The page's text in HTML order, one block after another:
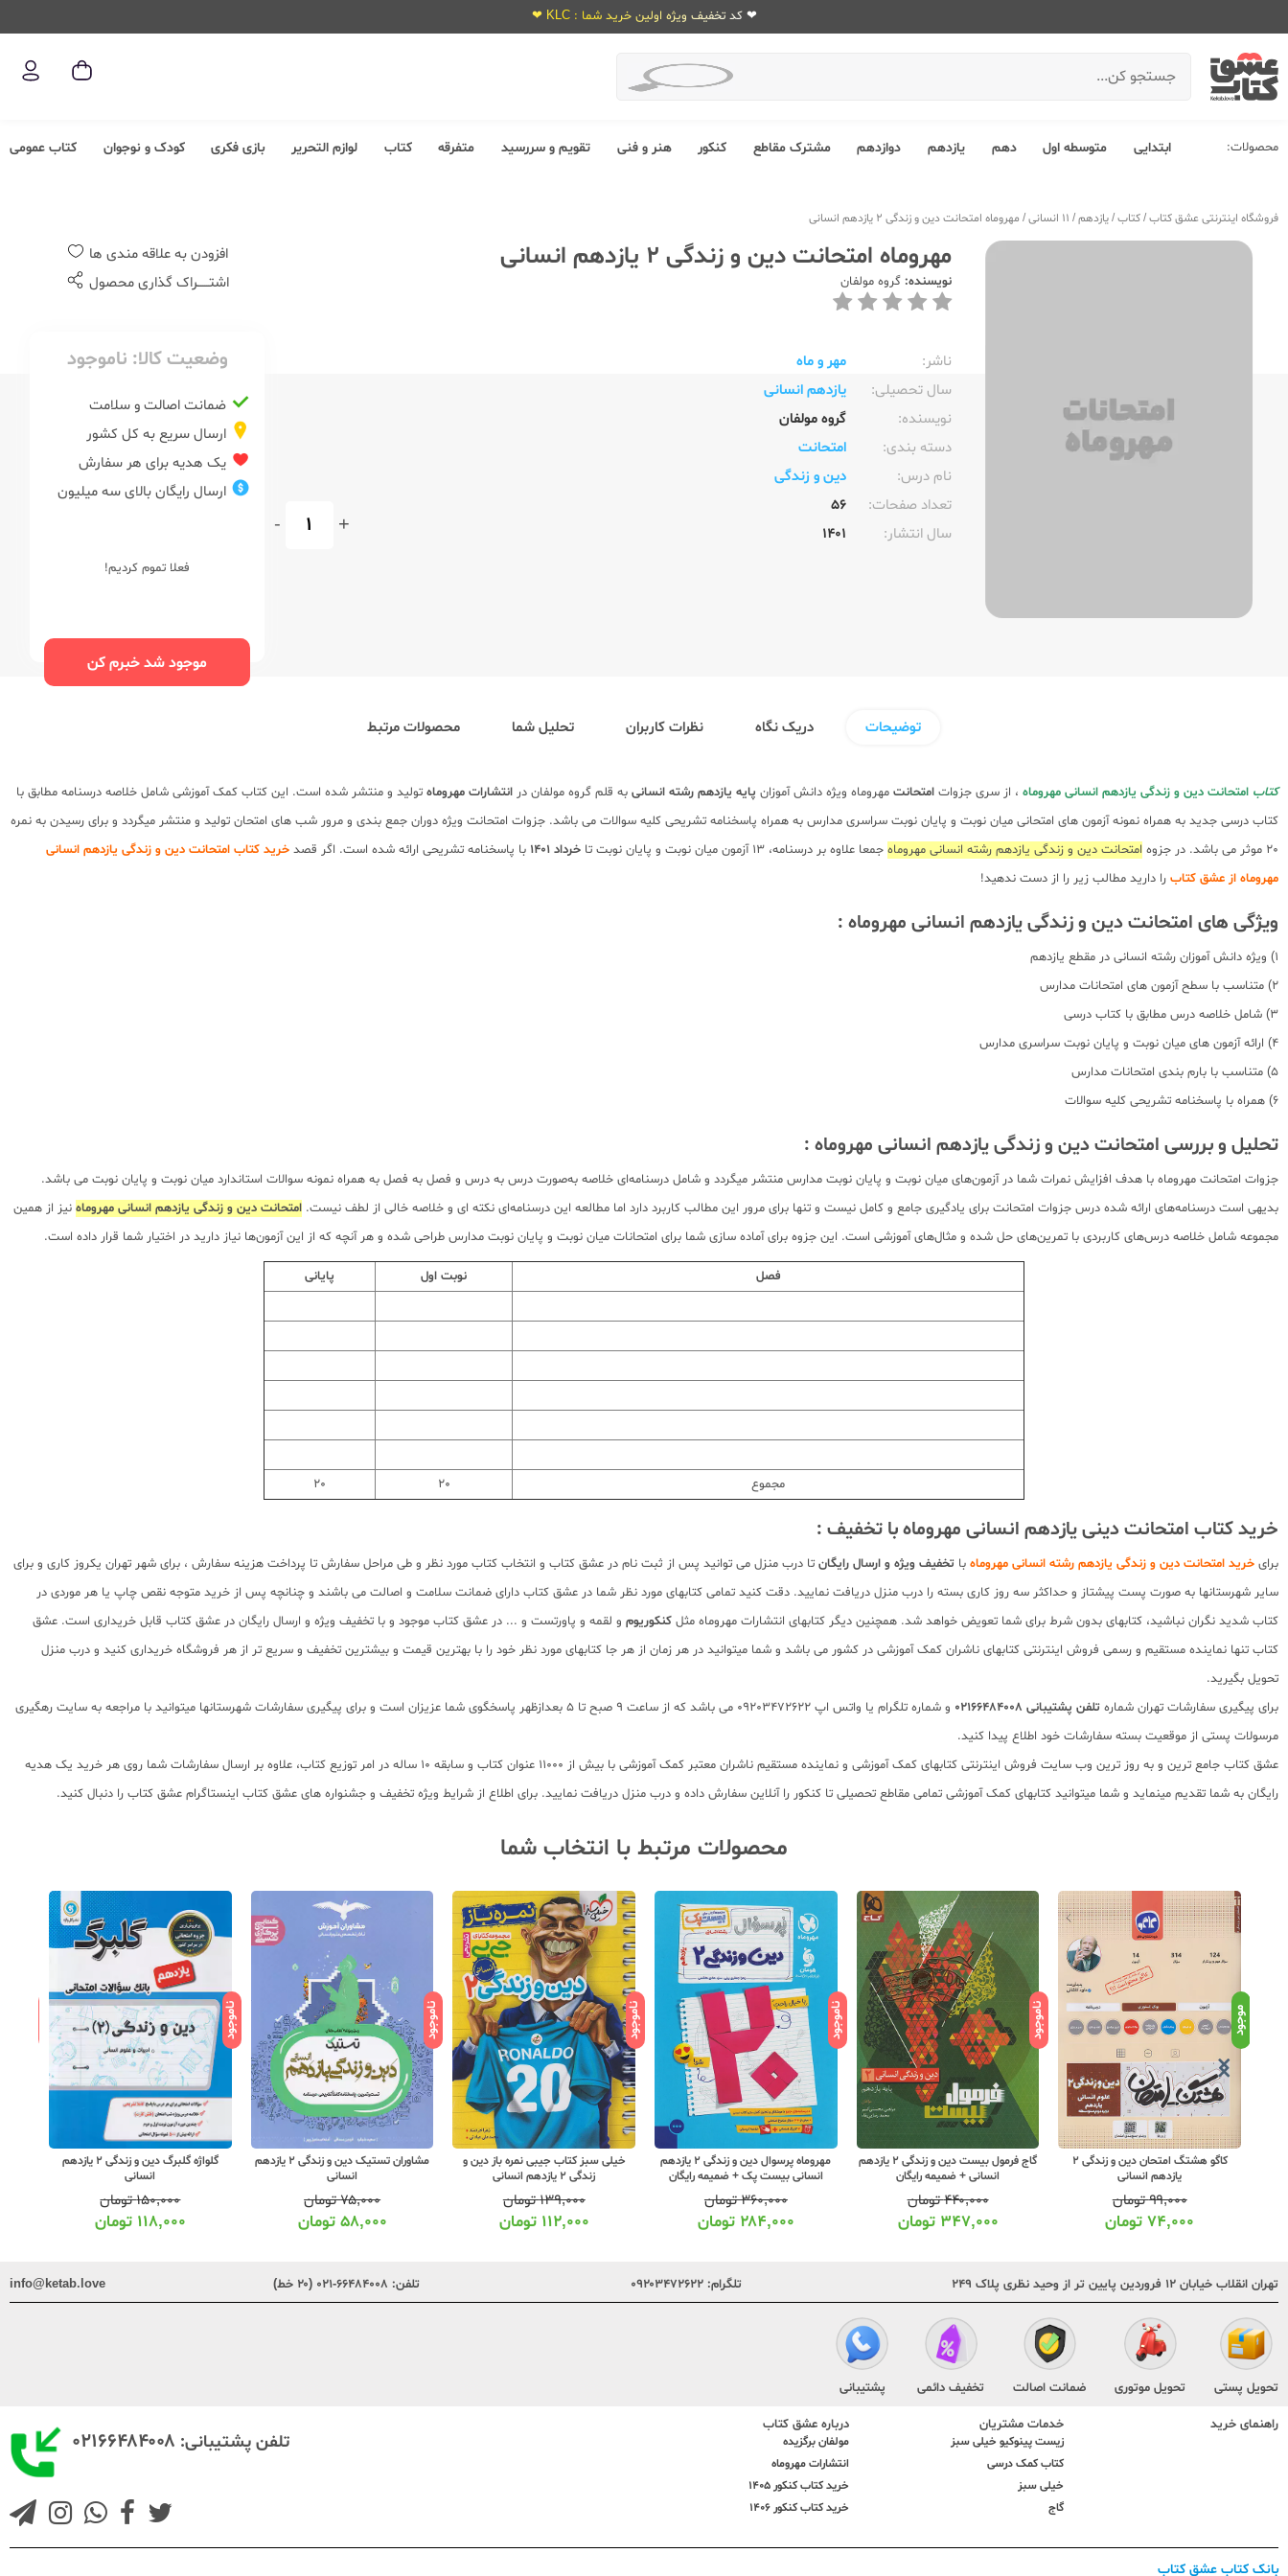
❤ کد تخفیف ویژه اولین خرید شما : KLC ❤
محصولات: ابتدایی متوسطه اول دهم یازدهم دوازدهم مشترک مقاطع کنکور هنر و فنی تقویم و سررسید متفرقه کتاب لوازم التحریر بازی فکری کودک و نوجوان کتاب عمومی
فروشگاه اینترنتی عشق کتاب/کتاب/یازدهم/ 11 انسانی / مهروماه امتحانت دین و زندگی 2 یازدهم انسانی
مهروماه امتحانت دین و زندگی 2 یازدهم انسانی
نویسنده: گروه مولفان
ناشر:‌
مهر و ماه
سال تحصیلی:‌
یازدهم انسانی
نویسنده:‌
گروه مولفان
دسته بندی:
امتحانت
نام درس:
دین و زندگی
تعداد صفحات:‌
56
سال انتشار:‌
1401
+
-
افزودن به علاقه مندی ها
اشتــــــراک گذاری محصول
وضعیت کالا: ناموجود
ضمانت اصالت و سلامت
ارسال سریع به کل کشور
یک هدیه برای هر سفارش
ارسال رایگان بالای سه میلیون
فعلا تموم کردیم!
موجود شد خبرم کن
توضیحات دریک نگاه نظرات کاربران تحلیل شما محصولات مرتبط
کتاب امتحانت دین و زندگی یازدهم انسانی مهروماه ، از سری جزوات امتحانت مهروماه ویژه دانش آموزان پایه یازدهم رشته انسانی به قلم گروه مولفان در انتشارات مهروماه تولید و منتشر شده است. این کتاب کمک آموزشی شامل خلاصه درسنامه مطابق با
کتاب درسی جدید به همراه نمونه آزمون های امتحانی میان نوبت و پایان نوبت سراسری مدارس به همراه پاسخنامه تشریحی کلیه سوالات می باشد. جزوات امتحانت ویژه دوران جمع بندی و مرور شب های امتحان تولید و منتشر میگردد و برای رسیدن به نمره
20 موثر می باشد. در جزوه
امتحانت دین و زندگی یازدهم رشته انسانی مهروماه جمعا علاوه بر درسنامه، 13 آزمون میان نوبت و پایان نوبت تا خرداد 1401 با پاسخنامه تشریحی ارائه شده است. اگر قصد خرید کتاب امتحانت دین و زندگی یازدهم انسانی
مهروماه از عشق کتاب را دارید مطالب زیر را از دست ندهید!
ویژگی های امتحانت دین و زندگی یازدهم انسانی مهروماه :
1) ویژه دانش آموزان رشته انسانی در مقطع یازدهم
2) متناسب با سطح آزمون های امتحانات مدارس
3) شامل خلاصه درس مطابق با کتاب درسی
4) ارائه آزمون های میان نوبت و پایان نوبت سراسری مدارس
5) متناسب با بارم بندی امتحانات مدارس
6) همراه با پاسخنامه تشریحی کلیه سوالات
تحلیل و بررسی امتحانت دین و زندگی یازدهم انسانی مهروماه :
جزوات امتحانت مهروماه با هدف افزایش نمرات شما در آزمون‌های میان نوبت و پایان نوبت مدارس منتشر میگردد و شامل درسنامه‌ای خلاصه به‌صورت درس به درس و فصل به فصل به همراه نمونه سوالات استاندارد میان نوبت و پایان نوبت می باشد.
بدیهی است درسنامه‌های ارائه شده درس جزوات امتحانت برای یادگیری جامع و کامل نیست و تنها برای مرور این مطالب کاربرد دارد اما مطالعه این درسنامه‌ای نکته ای و خلاصه خالی از لطف نیست. امتحانت دین و زندگی یازدهم انسانی مهروماه نیز از همین
مجموعه شامل خلاصه درس‌های کاربردی با تمرین‌های حل شده و مثال‌های آموزشی است. این جزوه برای آماده سازی شما برای امتحانات میان نوبت و پایان نوبت مدارس طراحی شده و هر آنچه که از این آزمون‌ها نیاز دارید در اختیار شما قرار داده است.
فصل نوبت اول پایانی
مجموع 20
20
خرید کتاب امتحانت دینی یازدهم انسانی مهروماه با تخفیف :
برای خرید امتحانت دین و زندگی یازدهم رشته انسانی مهروماه با تخفیف ویژه و ارسال رایگان تا درب منزل می توانید پس از ثبت نام در عشق کتاب و انتخاب کتاب مورد نظر و طی مراحل سفارش تا پرداخت هزینه سفارش ، برای شهر تهران یکروز کاری و برای
سایر شهرستانها به صورت پست پیشتاز و حداکثر سه روز کاری بسته را درب منزل دریافت نمایید. دقت کنید تمامی کتابهای مورد نظر شما در عشق کتاب دارای ضمانت سلامت و اصالت می باشند و چنانچه پس از خرید متوجه نقص چاپ یا هر موردی در
کتاب شدید نگران نباشید، کتابهای بدون شرط برای شما تعویض خواهد شد. همچنین دیگر کتابهای انتشارات مهروماه مثل کنکوریوم و لقمه و پاورتست و ... در عشق کتاب موجود و با تخفیف ویژه و ارسال رایگان در عشق کتاب قابل خریداری است. عشق
کتاب تنها نماینده مستقیم و رسمی فروش اینترنتی کتابهای ناشران کمک آموزشی در کشور می باشد و شما میتوانید در هر زمان از هر جا کتابهای مورد نظر خود را با بهترین قیمت و بیشترین تخفیف و سریع تر از هر فروشگاه خریداری کنید و درب منزل
تحویل بگیرید.
برای پیگیری سفارشات تهران شماره تلفن پشتیبانی 02166484008
و شماره تلگرام یا واتس اپ 09203472622 می باشد که از ساعت 9 صبح تا 5 بعدازظهر پاسخگوی شما عزیزان است و برای پیگیری سفارشات شهرستانها میتوانید با مراجعه به سایت رهگیری
مرسولات پستی از موقعیت بسته سفارشات خود اطلاع پیدا کنید.
عشق کتاب جامع ترین و به روز ترین وب سایت فروش اینترنتی کتابهای کمک آموزشی و نماینده مستقیم ناشران معتبر کمک آموزشی با بیش از 11000 عنوان کتاب و سابقه 10 ساله در امر توزیع کتاب، علاوه بر ارسال سفارشات شما روی هر خرید یک هدیه
رایگان به شما تقدیم مینماید و شما میتوانید کتابهای کمک آموزشی تمامی مقاطع تحصیلی تا کنکور را آنلاین سفارش داده و درب منزل دریافت نمایید. برای اطلاع از شرایط ویژه تخفیف و جشنواره های عشق کتاب اینستاگرام عشق کتاب را دنبال کنید.
محصولات مرتبط با انتخاب شما
موجود
کاگو هشتگ امتحان دین و زندگی 2
یازدهم انسانی
۹۹,۰۰۰تومان
۷۴,۰۰۰تومان
ناموجود
گاج فرمول بیست دین و زندگی 2 یازدهم
انسانی + ضمیمه رایگان
۴۴۰,۰۰۰تومان
۳۴۷,۰۰۰ تومان
ناموجود
مهروماه پرسوال دین و زندگی 2 یازدهم
انسانی بیست پک + ضمیمه رایگان
۳۶۰,۰۰۰تومان
۲۸۴,۰۰۰ تومان
ناموجود
خیلی سبز کتاب جیبی نمره باز دین و
زندگی 2 یازدهم انسانی
۱۳۹,۰۰۰تومان
۱۱۲,۰۰۰ تومان
ناموجود
مشاوران تستیک دین و زندگی 2 یازدهم
انسانی
۷۵,۰۰۰تومان
۵۸,۰۰۰ تومان
ناموجود
گلواژه گلبرگ دین و زندگی 2 یازدهم
انسانی
۱۵۰,۰۰۰تومان
۱۱۸,۰۰۰ تومان
تهران انقلاب خیابان ۱۲ فروردین پایین تر از وحید نظری پلاک ۲۴۹ تلگرام: ۰۹۲۰۳۴۷۲۶۲۲ تلفن: ۶۶۴۸۴۰۰۸-۰۲۱ (۲۰ خط) info@ketab.love
تحویل پستی تحویل موتوری ضمانت اصالت تخفیف دائمی پشتیبانی
راهنمای خرید خدمات مشتریان
زیست پینوکیو خیلی سبز
کتاب کمک درسی
خیلی سبز
گاج
درباره عشق کتاب
مولفان برگزیده
انتشارات مهروماه
خرید کتاب کنکور 1405
خرید کتاب کنکور 1406
تلفن پشتیبانی: ۰۲۱۶۶۴۸۴۰۰۸
بانک کتاب عشق کتاب